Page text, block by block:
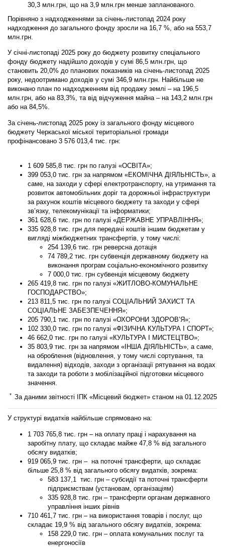
30,3 млн.грн, що на 3,9 млн.грн менше запланованого.
Порівняно з надходженнями за січень-листопад 2024 року
надходження до загального фонду зросли на 16,7 %, або на 553,7
млн.грн.
У січні-листопаді 2025 року до бюджету розвитку спеціального
фонду бюджету надійшло доходів у сумі 86,5 млн.грн, що
становить 20,0% до планових показників на січень-листопад 2025
року, недоотримано доходів у сумі 346,9 млн.грн. Найбільше не
виконано план по надходженням від продажу землі – на 196,5
млн.грн, або на 83,3%, та від відчуження майна – на 143,2 млн.грн
або на 84,5%.
За січень-листопад 2025 року із загального фонду місцевого
бюджету Черкаської міської територіальної громади
профінансовано 3 576 013,4 тис. грн:
1 609 585,8 тис. грн по галузі «ОСВІТА»;
399 053,0 тис. грн за напрямом «ЕКОМІЧНА ДІЯЛЬНІСТЬ», а
саме, на заходи у сфері електротранспорту, на утримання та
розвиток автомобільних доріг та дорожньої інфраструктури
за рахунок коштів місцевого бюджету та заходи у сфері
зв’язку, телекомунікації та інформатики;
361 628,6 тис. грн по галузі «ДЕРЖАВНЕ УПРАВЛІННЯ»;
335 928,8 тис. грн для передачі коштів іншим бюджетам у
вигляді міжбюджетних трансфертів, у тому числі:
254 139,6 тис. грн реверсна дотація
74 789,2 тис. грн субвенція державному бюджету на
виконання програм соціально-економічного розвитку
7 000,0 тис. грн субвенція місцевому бюджету
265 419,8 тис. грн по галузі «ЖИТЛОВО-КОМУНАЛЬНЕ
ГОСПОДАРСТВО»;
213 811,5 тис. грн по галузі СОЦІАЛЬНИЙ ЗАХИСТ ТА
СОЦІАЛЬНЕ ЗАБЕЗПЕЧЕННЯ»;
205 790,1 тис. грн по галузі «ОХОРОНИ ЗДОРОВ’Я»;
102 330,0 тис. грн по галузі «ФІЗИЧНА КУЛЬТУРА І СПОРТ»;
46 662,0 тис. грн по галузі «КУЛЬТУРА І МИСТЕЦТВО»;
35 803,9 тис. грн за напрямом «ІНША ДІЯЛЬНІСТЬ», а саме,
на оброблення (відновлення, у тому числі сортування, та
видалення) відходів, заходи з організації рятування на водах
та заходи та роботи з мобілізаційної підготовки місцевого
значення.
* За даними звітності ІПК «Місцевий бюджет» станом на 01.12.2025
У структурі видатків найбільше спрямовано на:
1 703 765,8 тис. грн – на оплату праці і нарахування на
заробітну плату, що складає майже 47,8 % від загального
обсягу видатків;
919 065,9 тис. грн – на поточні трансферти, що складає
більше 25,8 % від загального обсягу видатків, зокрема:
583 137,1 тис. грн – субсидії та поточні трансферти
підприємствам (установам, організаціям)
335 928,8 тис. грн – трансферти органам державного
управління інших рівнів
710 461,7 тис. грн – на використання товарів і послуг, що
складає 19,9 % від загального обсягу видатків, зокрема:
158 229,0 тис. грн – оплата комунальних послуг та
енергоносіїв